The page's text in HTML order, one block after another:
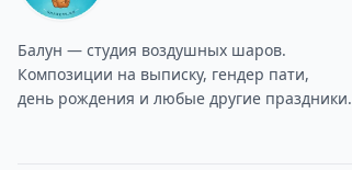
Балун — студия воздушных шаров.
Композиции на выписку, гендер пати,
день рождения и любые другие праздники.